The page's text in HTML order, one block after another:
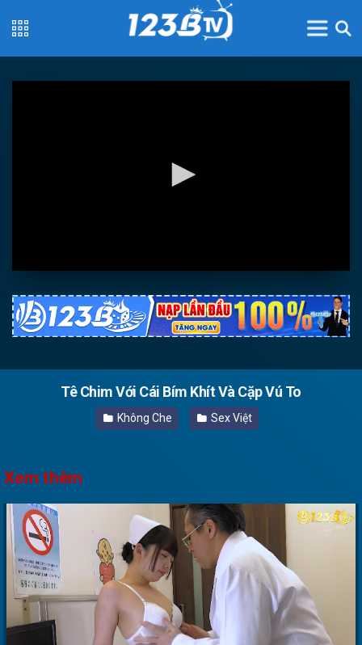
Tê Chim Với Cái Bím Khít Và Cặp Vú To
Không Che Sex Việt
Xem thêm